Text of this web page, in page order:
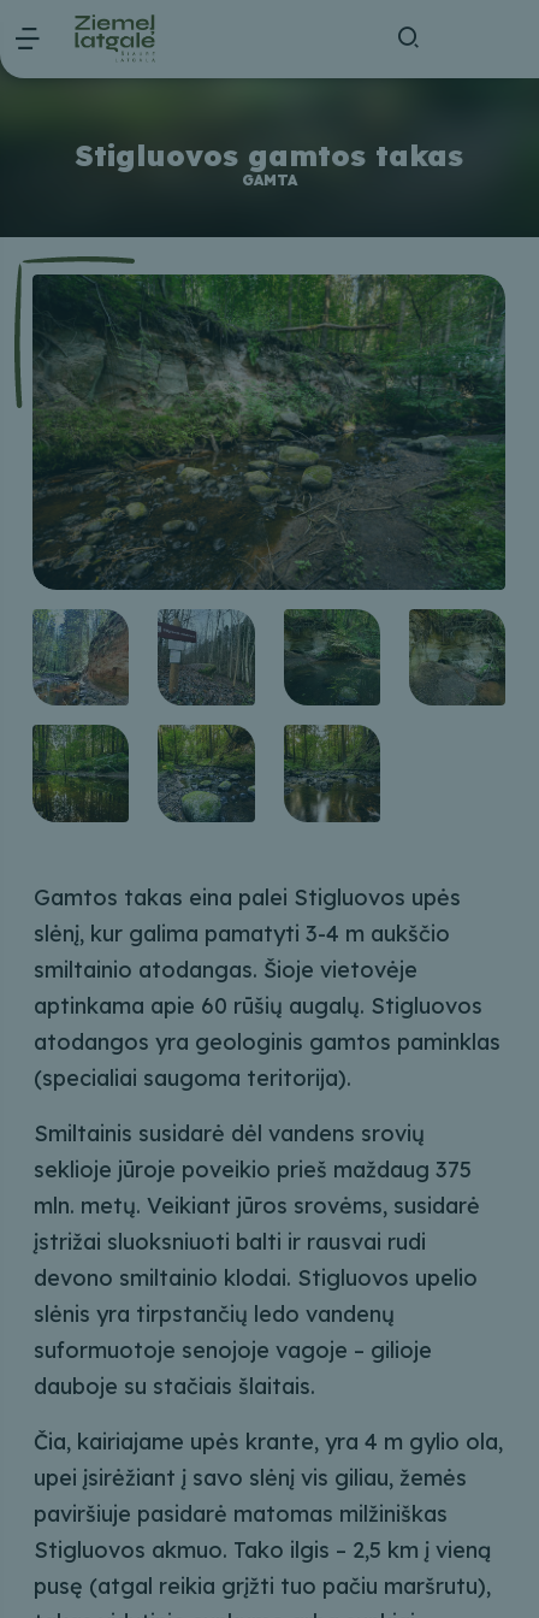
Stigluovos gamtos takas
GAMTA
Gamtos takas eina palei Stigluovos upės
slėnį, kur galima pamatyti 3-4 m aukščio
smiltainio atodangas. Šioje vietovėje
aptinkama apie 60 rūšių augalų. Stigluovos
atodangos yra geologinis gamtos paminklas
(specialiai saugoma teritorija).
Smiltainis susidarė dėl vandens srovių
seklioje jūroje poveikio prieš maždaug 375
mln. metų. Veikiant jūros srovėms, susidarė
įstrižai sluoksniuoti balti ir rausvai rudi
devono smiltainio klodai. Stigluovos upelio
slėnis yra tirpstančių ledo vandenų
suformuotoje senojoje vagoje – gilioje
dauboje su stačiais šlaitais.
Čia, kairiajame upės krante, yra 4 m gylio ola,
upei įsirėžiant į savo slėnį vis giliau, žemės
paviršiuje pasidarė matomas milžiniškas
Stigluovos akmuo. Tako ilgis – 2,5 km į vieną
pusę (atgal reikia grįžti tuo pačiu maršrutu),